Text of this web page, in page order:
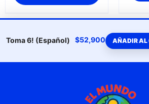
Toma 6! (Español) $52,900 AÑADIR AL